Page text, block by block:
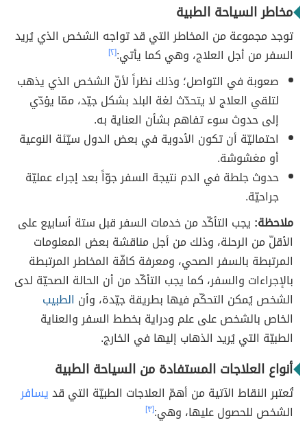
مخاطر السياحة الطبية
توجد مجموعة من المخاطر التي قد تواجه الشخص الذي يُريد
السفر من أجل العلاج، وهي كما يأتي:[٢]
صعوبة في التواصل؛ وذلك نظراً لأنّ الشخص الذي يذهب
لتلقي العلاج لا يتحدّث لغة البلد بشكل جيّد، ممّا يؤدّي
إلى حدوث سوء تفاهم بشأن العناية به.
احتماليّة أن تكون الأدوية في بعض الدول سيّئة النوعية
أو مغشوشة.
حدوث جلطة في الدم نتيجة السفر جوّاً بعد إجراء عمليّة
جراحيّة.
ملاحظة: يجب التأكّد من خدمات السفر قبل ستة أسابيع على
الأقلّ من الرحلة، وذلك من أجل مناقشة بعض المعلومات
المرتبطة بالسفر الصحي، ومعرفة كافّة المخاطر المرتبطة
بالإجراءات والسفر، كما يجب التأكّد من أن الحالة الصحيّة لدى
الشخص يُمكن التحكّم فيها بطريقة جيّدة، وأن الطبيب
الخاص بالشخص على علم ودراية بخطط السفر والعناية
الطبيّة التي يُريد الذهاب إليها في الخارج.
أنواع العلاجات المستفادة من السياحة الطبية
تُعتبر النقاط الآتية من أهمّ العلاجات الطبيّة التي قديسافر
الشخص للحصول عليها، وهي:[٣]